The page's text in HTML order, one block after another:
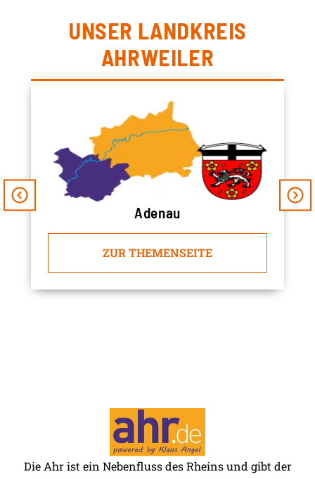
UNSER LANDKREIS
AHRWEILER
Adenau
ZUR THEMENSEITE
Die Ahr ist ein Nebenfluss des Rheins und gibt der